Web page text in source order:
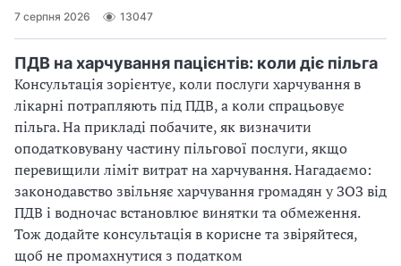
7 серпня 2026 13047
ПДВ на харчування пацієнтів: коли діє пільга
Консультація зорієнтує, коли послуги харчування в
лікарні потрапляють під ПДВ, а коли спрацьовує
пільга. На прикладі побачите, як визначити
оподатковувану частину пільгової послуги, якщо
перевищили ліміт витрат на харчування. Нагадаємо:
законодавство звільняє харчування громадян у ЗОЗ від
ПДВ і водночас встановлює винятки та обмеження.
Тож додайте консультація в корисне та звіряйтеся,
щоб не промахнутися з податком